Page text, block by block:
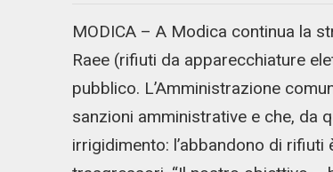
MODICA – A Modica continua la
Raee (rifiuti da apparecchiature
pubblico. L’Amministrazione
sanzioni amministrative e che, da
irrigidimento: l’abbandono di